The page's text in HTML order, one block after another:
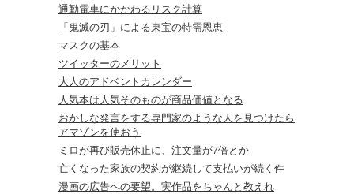
通勤電車にかかわるリスク計算
「鬼滅の刃」による東宝の特需恩恵
マスクの基本
ツイッターのメリット
大人のアドベントカレンダー
人気本は人気そのものが商品価値となる
おかしな発言をする専門家のような人を見つけたら
アマゾンを使おう
ミロが再び販売休止に、注文量が7倍とか
亡くなった家族の契約が継続して支払いが続く件
漫画の広告への要望。実作品をちゃんと教えれ